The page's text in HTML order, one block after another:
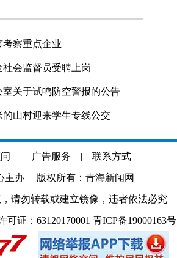
考察重点企业
会监督员受聘上岗
关于试鸣防空警报的公告
的山村迎来学生专线公交
| 广告服务 | 联系方式
主办 版权所有：青海新闻网
请勿转载或建立镜像，违者依法必究
证：63120170001 青ICP备19000163号